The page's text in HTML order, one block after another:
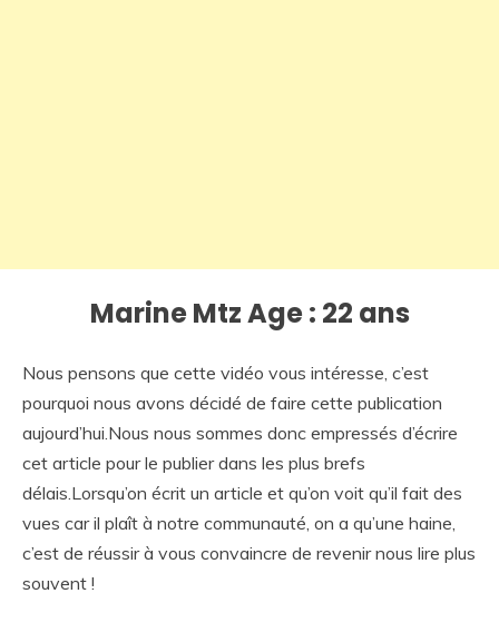
Marine Mtz Age : 22 ans
Nous pensons que cette vidéo vous intéresse, c’est
pourquoi nous avons décidé de faire cette publication
aujourd’hui.Nous nous sommes donc empressés d’écrire
cet article pour le publier dans les plus brefs
délais.Lorsqu’on écrit un article et qu’on voit qu’il fait des
vues car il plaît à notre communauté, on a qu’une haine,
c’est de réussir à vous convaincre de revenir nous lire plus
souvent !